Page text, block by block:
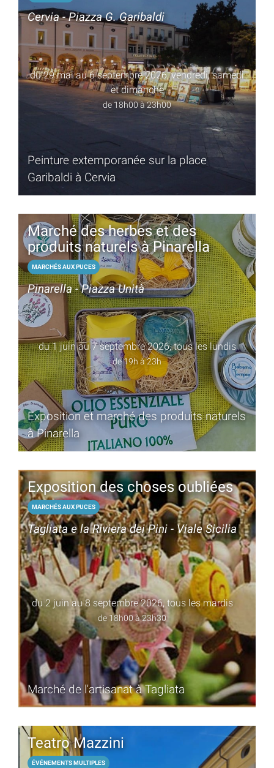
Cervia - Piazza G. Garibaldi
du 29 mai au 6 septembre 2026, vendredi, samedi
et dimanche
de 18h00 à 23h00
Peinture extemporanée sur la place
Garibaldi à Cervia
Marché des herbes et des
produits naturels à Pinarella
MARCHÉS AUX PUCES
Pinarella - Piazza Unità
du 1 juin au 7 septembre 2026, tous les lundis
de 19h à 23h
Exposition et marché des produits naturels
à Pinarella
Exposition des choses oubliées
MARCHÉS AUX PUCES
Tagliata e la Riviera dei Pini - Viale Sicilia
du 2 juin au 8 septembre 2026, tous les mardis
de 18h00 à 23h30
Marché de l'artisanat à Tagliata
Teatro Mazzini
ÉVÉNEMENTS MULTIPLES